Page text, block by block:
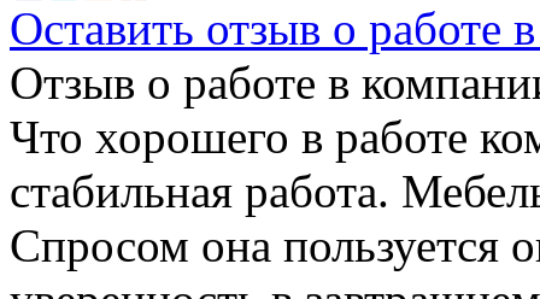
Оставить отзыв о работе
Отзыв о работе в
Что хорошего в работе
стабильная работа.
Спросом она